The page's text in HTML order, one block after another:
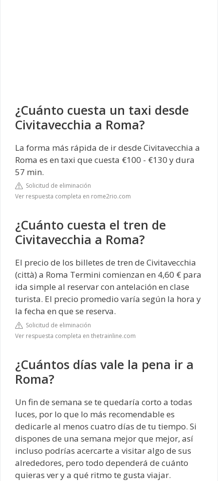
¿Cuánto cuesta un taxi desde
Civitavecchia a Roma?
La forma más rápida de ir desde Civitavecchia a
Roma es en taxi que cuesta €100 - €130 y dura
57 min.
Solicitud de eliminación
Ver respuesta completa en rome2rio.com
¿Cuánto cuesta el tren de
Civitavecchia a Roma?
El precio de los billetes de tren de Civitavecchia
(città) a Roma Termini comienzan en 4,60 € para
ida simple al reservar con antelación en clase
turista. El precio promedio varía según la hora y
la fecha en que se reserva.
Solicitud de eliminación
Ver respuesta completa en thetrainline.com
¿Cuántos días vale la pena ir a
Roma?
Un fin de semana se te quedaría corto a todas
luces, por lo que lo más recomendable es
dedicarle al menos cuatro días de tu tiempo. Si
dispones de una semana mejor que mejor, así
incluso podrías acercarte a visitar algo de sus
alrededores, pero todo dependerá de cuánto
quieras ver y a qué ritmo te gusta viajar.